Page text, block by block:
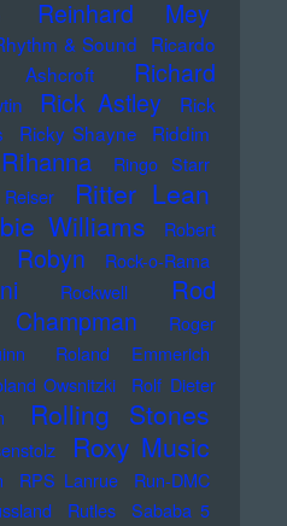
Reinhard Mey
& Sound Ricardo
Ashcroft
Richard
Rick Astley
Rick
Ricky Shayne Riddim
Rihanna Ringo Starr
Ritter Lean
Williams
Robert
Robyn Rock-o-Rama
Rockwell
Rod
Roger
Roland Emmerich
Owsnitzki
Rolf Dieter
Rolling Stones
Roxy Music
RPS Lanrue
Run-DMC
Rutles
Sababa 5